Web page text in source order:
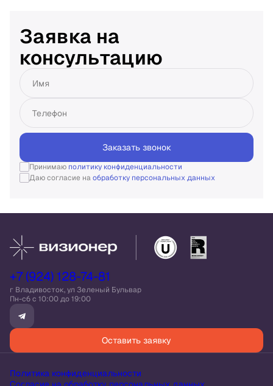
Заявка на
консультацию
Имя
Телефон
Заказать звонок
Принимаю политику конфиденциальности
Даю согласие наобработку персональных данных
+7 (924) 128-74-81
г Владивосток, ул Зеленый Бульвар
Пн-сб c 10:00 до 19:00
Оставить заявку
Политика конфиденциальности